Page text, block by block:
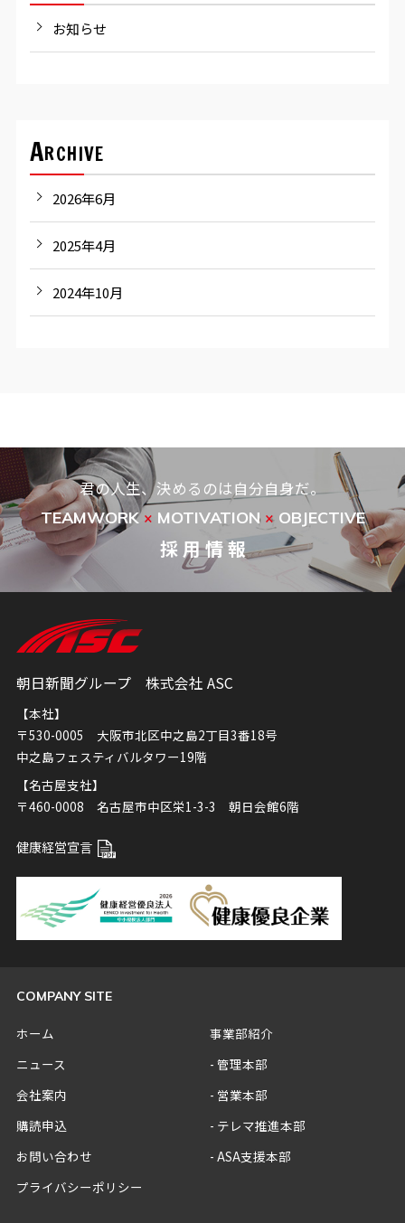
お知らせ
Archive
2026年6月
2025年4月
2024年10月
君の人生、決めるのは自分自身だ。
TEAMWORK× MOTIVATION ×OBJECTIVE
採 用 情 報
朝日新聞グループ 株式会社 ASC
【本社】
〒530-0005 大阪市北区中之島2丁目3番18号
中之島フェスティバルタワー19階
【名古屋支社】
〒460-0008 名古屋市中区栄1-3-3 朝日会館6階
健康経営宣言
COMPANY SITE
ホーム
ニュース
会社案内
購読申込
お問い合わせ
プライバシーポリシー
事業部紹介
管理本部
営業本部
テレマ推進本部
ASA支援本部